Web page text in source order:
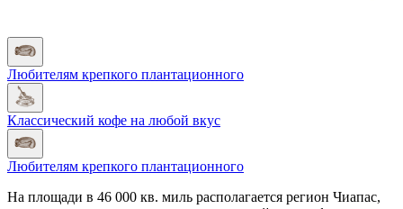
Любителям крепкого плантационного
Классический кофе на любой вкус
Любителям крепкого плантационного
На площади в 46 000 кв. миль располагается регион Чиапас,